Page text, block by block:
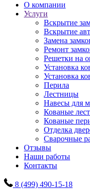
О компании
Услуги
Вскрытие
Вскрытие
Замена
Ремонт
Решетки на
Установка
Установка
Перила
Лестницы
Навесы для
Кованые
Кованые
Отделка
Сварочные
Отзывы
Наши работы
Контакты
8 (499) 490-15-18